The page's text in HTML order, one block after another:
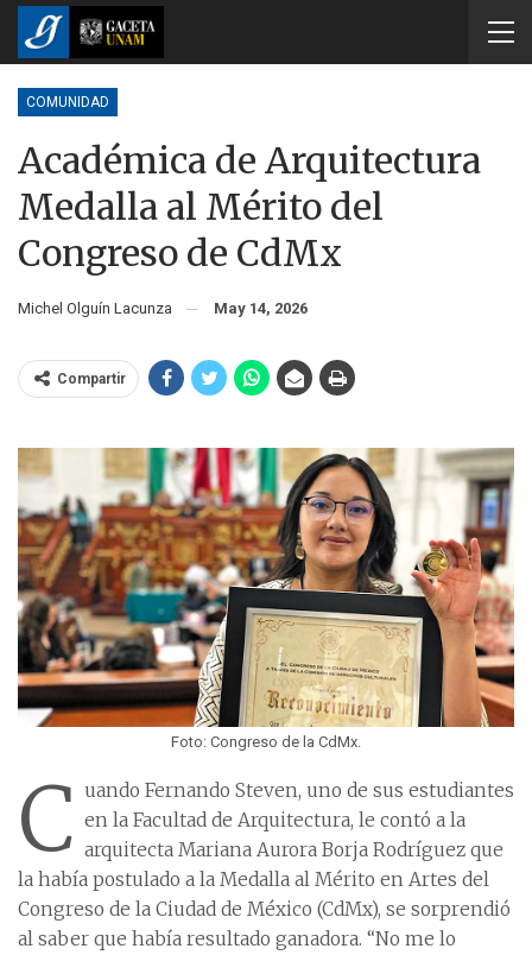
COMUNIDAD
Académica de Arquitectura
Medalla al Mérito del
Congreso de CdMx
Michel Olguín Lacunza May 14, 2026
Compartir
Foto: Congreso de la CdMx.
C uando Fernando Steven, uno de sus estudiantes
en la Facultad de Arquitectura, le contó a la
arquitecta Mariana Aurora Borja Rodríguez que
la había postulado a la Medalla al Mérito en Artes del
Congreso de la Ciudad de México (CdMx), se sorprendió
al saber que había resultado ganadora. “No me lo